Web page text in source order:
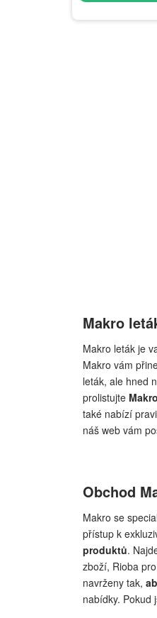
Makro
Makro leták je
Makro vám
leták, ale hned
prolistujte
také nabízí
náš web vám
Obchod
Makro se
přístup k
produktů.
zboží, Rioba
navrženy tak,
nabídky. Pokud